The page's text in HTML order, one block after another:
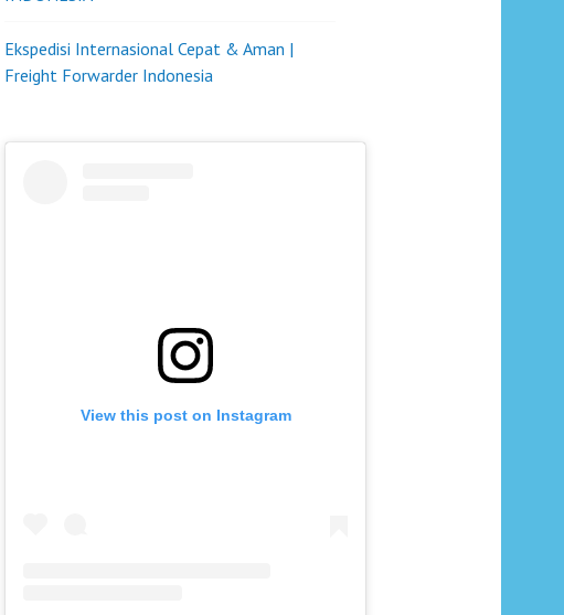
Ekspedisi Internasional Cepat & Aman |
Freight Forwarder Indonesia
View this post on Instagram